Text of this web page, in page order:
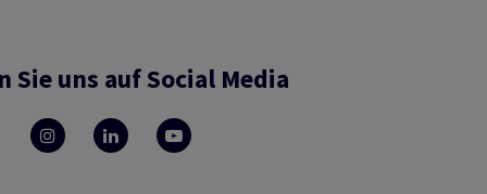
Sie uns auf Social Media